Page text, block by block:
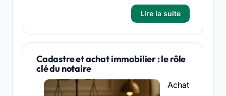
Lire la suite
Cadastre et achat immobilier : le rôle
clé du notaire
Achat